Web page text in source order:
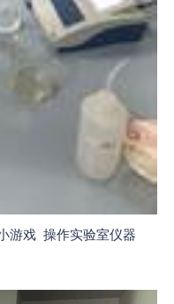
游戏 操作实验室仪器